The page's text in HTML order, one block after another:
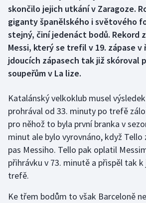
Curling
Dostihy
Florbal
Futsal
Golf
Gymnastika
Házená
Jezdectví
skončilo jejich utkání v Zaragoze.
giganty španělského i světového
stejný, činí jedenáct bodů. Rekord
Messi, který se trefil v 19. zápase v
jdoucích zápasech tak již skóroval
soupeřům v La lize.
Katalánský velkoklub musel
prohrával od 33. minuty po trefě
pro něhož to byla první branka v
minut ale bylo vyrovnáno, když
pas Messiho. Tello pak oplatil
přihrávku v 73. minutě a přispěl tak
trefě.
Ke třem bodům to však Barceloně